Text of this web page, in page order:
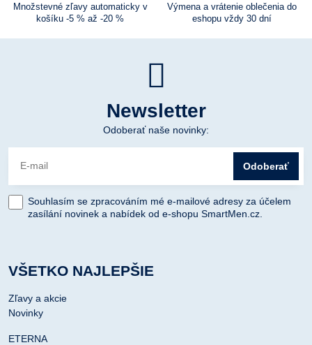
Množstevné zľavy automaticky v
košíku -5 % až -20 %
Výmena a vrátenie oblečenia do
eshopu vždy 30 dní
Newsletter
Odoberať naše novinky:
Odoberať
Souhlasím se zpracováním mé e-mailové adresy za účelem
zasílání novinek a nabídek od e-shopu SmartMen.cz.
VŠETKO NAJLEPŠIE
Zľavy a akcie
Novinky
ETERNA